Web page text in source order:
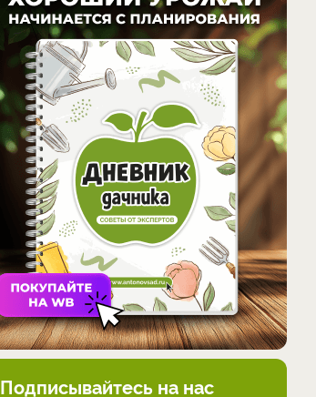
Подписывайтесь на нас